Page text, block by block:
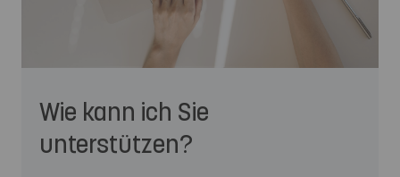
Wie kann ich Sie
unterstützen?